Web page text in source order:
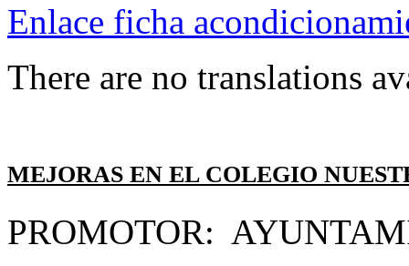
Enlace ficha
There are no translations
MEJORAS EN EL COLEGIO
PROMOTOR: